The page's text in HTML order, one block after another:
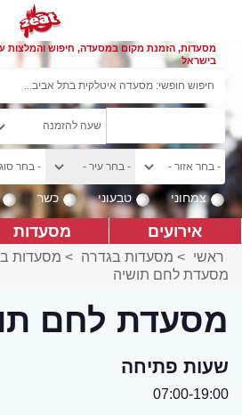
מסעדות, הזמנת מקום במסעדה, חיפוש והמלצות
בישראל
צמחוני טבעוני כשר
אירועים מסעדות
ראשי > מסעדות בגדרה > מסעדות
מסעדת לחם תושיה
מסעדת לחם
שעות פתיחה
07:00-19:00